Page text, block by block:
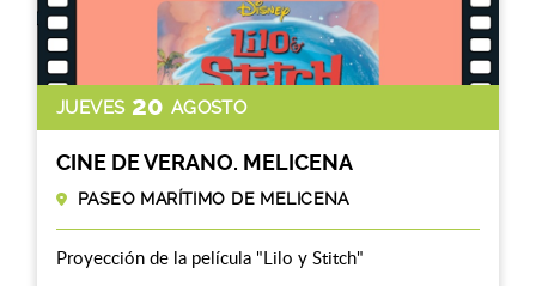
JUEVES 20 AGOSTO
PASEO MARÍTIMO DE MELICENA
CINE DE VERANO. MELICENA
Proyección de la película "Lilo y Stitch"